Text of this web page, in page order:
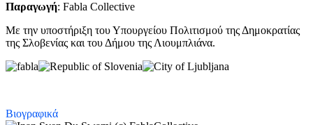
Παραγωγή: Fabla Collective
Με την υποστήριξη του Υπουργείου Πολιτισμού της Δημοκρατίας
της Σλοβενίας και του Δήμου της Λιουμπλιάνα.
Βιογραφικά